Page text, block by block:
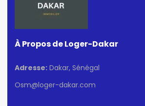
À Propos de Loger-Dakar
Adresse: Dakar, Sénégal
Osm@loger-dakar.com